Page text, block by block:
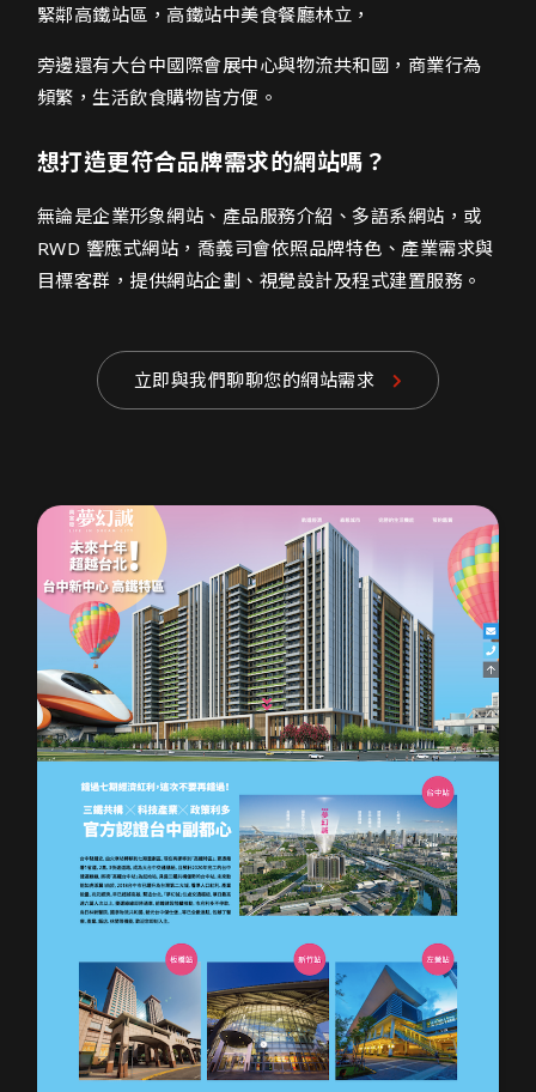
緊鄰高鐵站區，高鐵站中美食餐廳林立，
旁邊還有大台中國際會展中心與物流共和國，商業行為
頻繁，生活飲食購物皆方便。
想打造更符合品牌需求的網站嗎？
無論是企業形象網站、產品服務介紹、多語系網站，或
RWD 響應式網站，喬義司會依照品牌特色、產業需求與
目標客群，提供網站企劃、視覺設計及程式建置服務。
立即與我們聊聊您的網站需求